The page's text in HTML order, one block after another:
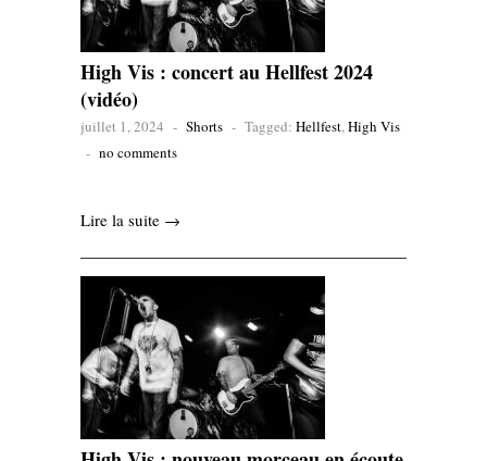
High Vis : concert au Hellfest 2024
(vidéo)
juillet 1, 2024 - Shorts - Tagged: Hellfest,High Vis
- no comments
Lire la suite →